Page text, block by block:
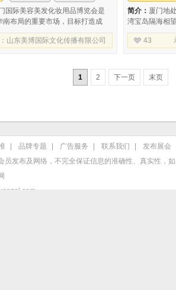
国际美容美发化妆用品博览会是
南布局的重要市场，目标打造成
东、江西、浙江、福建等地区的
两岸美业交流平
山东美博国际文化传播有限公司
简介： 厦门地
湾宝岛隔海相
一，商业繁荣
海峡两岸美容
43
1 2 下一页 末页
品牌专题 广告服务 联系我们
发布展会
员发布及网络，不完全保证信息的准确性、真实性，